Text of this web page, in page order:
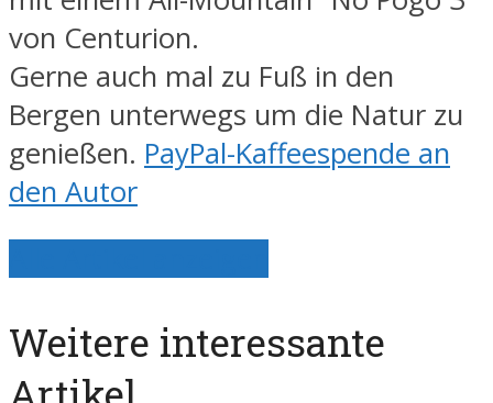
von Centurion.
Gerne auch mal zu Fuß in den
Bergen unterwegs um die Natur zu
genießen. PayPal-Kaffeespende an
den Autor
Weitere interessante